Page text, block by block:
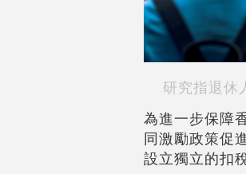
研究指退休
為進一步保障
同激勵政策促
設立獨立的扣